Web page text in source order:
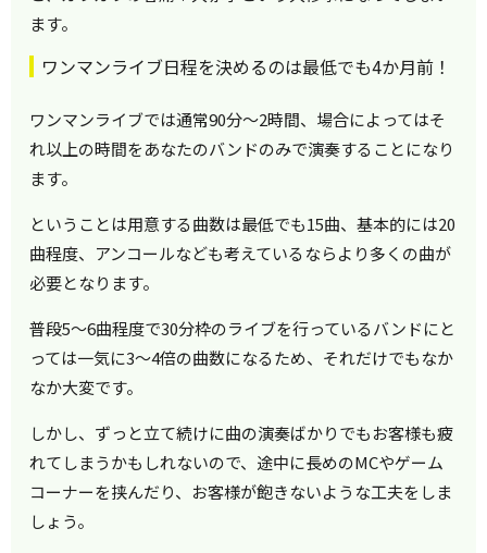
ます。
ワンマンライブ日程を決めるのは最低でも4か月前！
ワンマンライブでは通常90分～2時間、場合によってはそ
れ以上の時間をあなたのバンドのみで演奏することになり
ます。
ということは用意する曲数は最低でも15曲、基本的には20
曲程度、アンコールなども考えているならより多くの曲が
必要となります。
普段5～6曲程度で30分枠のライブを行っているバンドにと
っては一気に3～4倍の曲数になるため、それだけでもなか
なか大変です。
しかし、ずっと立て続けに曲の演奏ばかりでもお客様も疲
れてしまうかもしれないので、途中に長めのMCやゲーム
コーナーを挟んだり、お客様が飽きないような工夫をしま
しょう。